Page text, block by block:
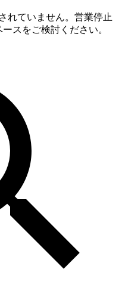
れていません。営業停止
スをご検討ください。